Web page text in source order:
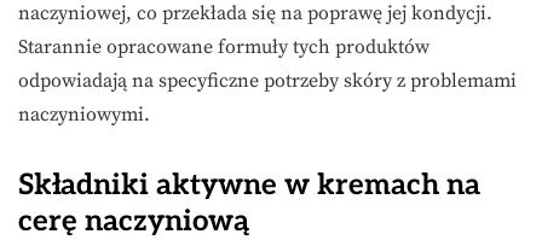
naczyniowej, co przekłada się na poprawę jej kondycji.
Starannie opracowane formuły tych produktów
odpowiadają na specyficzne potrzeby skóry z problemami
naczyniowymi.
Składniki aktywne w kremach na
cerę naczyniową